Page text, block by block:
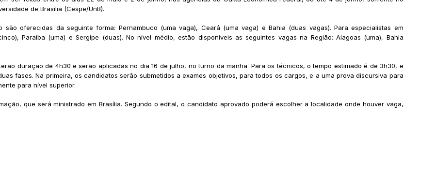
de Brasília (Cespe/UnB).
são oferecidas da seguinte forma: Pernambuco (uma vaga), Ceará (uma vaga) e Bahia (duas vagas). Para especialistas em
Paraíba (uma) e Sergipe (duas). No nível médio, estão disponíveis as seguintes vagas na Região: Alagoas (uma), Bahia
duração de 4h30 e serão aplicadas no dia 16 de julho, no turno da manhã. Para os técnicos, o tempo estimado é de 3h30, e
fases. Na primeira, os candidatos serão submetidos a exames objetivos, para todos os cargos, e a uma prova discursiva para
para nível superior.
que será ministrado em Brasília. Segundo o edital, o candidato aprovado poderá escolher a localidade onde houver vaga,